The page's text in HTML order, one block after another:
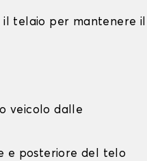
il telaio per mantenere il
veicolo dalle
e posteriore del telo